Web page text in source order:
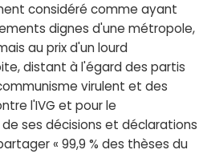
considéré comme ayant
dignes d'une métropole,
au prix d'un lourd
distant à l'égard des partis
virulent et des
l'IVG et pour le
ses décisions et déclarations
« 99,9 % des thèses du